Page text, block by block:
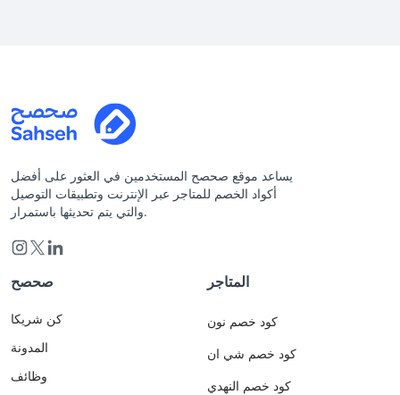
يساعد موقع صحصح المستخدمين في العثور على أفضل
أكواد الخصم للمتاجر عبر الإنترنت وتطبيقات التوصيل
والتي يتم تحديثها باستمرار.
صحصح
كن شريكا
المدونة
وظائف
المتاجر
كود خصم نون
كود خصم شي ان
كود خصم النهدي